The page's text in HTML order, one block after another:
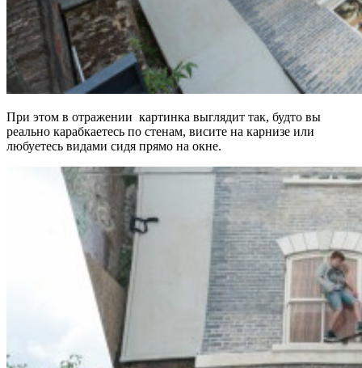
При этом в отражении картинка выглядит так, будто вы
реально карабкаетесь по стенам, висите на карнизе или
любуетесь видами сидя прямо на окне.